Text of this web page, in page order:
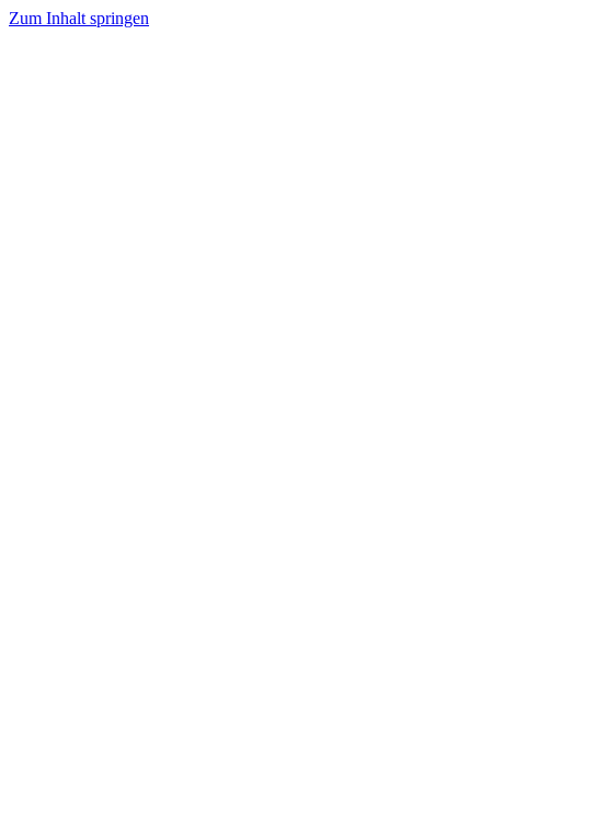
Zum Inhalt springen